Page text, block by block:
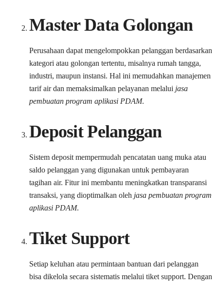
Master Data Golongan
Perusahaan dapat mengelompokkan pelanggan berdasarkan
kategori atau golongan tertentu, misalnya rumah tangga,
industri, maupun instansi. Hal ini memudahkan manajemen
tarif air dan memaksimalkan pelayanan melalui jasa
pembuatan program aplikasi PDAM.
Deposit Pelanggan
Sistem deposit mempermudah pencatatan uang muka atau
saldo pelanggan yang digunakan untuk pembayaran
tagihan air. Fitur ini membantu meningkatkan transparansi
transaksi, yang dioptimalkan oleh jasa pembuatan program
aplikasi PDAM.
Tiket Support
Setiap keluhan atau permintaan bantuan dari pelanggan
bisa dikelola secara sistematis melalui tiket support. Dengan